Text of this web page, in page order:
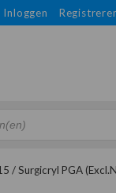
Inloggen
/ Surgicryl PGA